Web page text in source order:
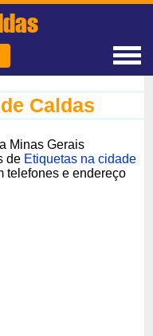
Caldas
Minas Gerais
de Etiquetas na cidade
telefones e endereço